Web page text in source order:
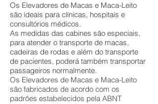
Os Elevadores de Macas e Maca-Leito
são ideais para clínicas, hospitais e
consultórios médicos.
As medidas das cabines são especiais,
para atender o transporte de macas,
cadeiras de rodas e além do transporte
de pacientes, poderá também transportar
passageiros normalmente.
Os Elevadores de Macas e Maca-Leito
são fabricados de acordo com os
padrões estabelecidos pela ABNT